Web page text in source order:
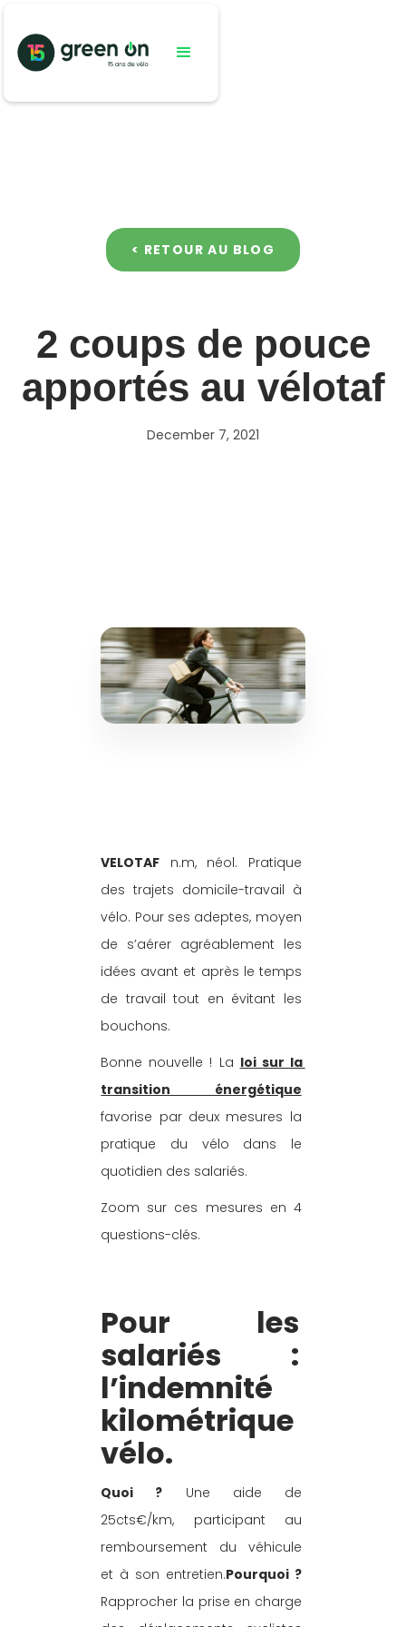
< RETOUR AU BLOG
2 coups de pouce
apportés au vélotaf
December 7, 2021
VELOTAF n.m, néol. Pratique
des trajets domicile-travail à
vélo. Pour ses adeptes, moyen
de s’aérer agréablement les
idées avant et après le temps
de travail tout en évitant les
bouchons.
Bonne nouvelle ! La loi sur la
transition énergétique
favorise par deux mesures la
pratique du vélo dans le
quotidien des salariés.
Zoom sur ces mesures en 4
questions-clés.
Pour les
salariés :
l’indemnité
kilométrique
vélo.
Quoi ? Une aide de
25cts€/km, participant au
remboursement du véhicule
et à son entretien.Pourquoi ?
Rapprocher la prise en charge